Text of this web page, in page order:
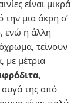
είναι μικρά
την μια άκρη σ’
ενώ η άλλη
τείνουν
με μέτρια
,
αυγά της από